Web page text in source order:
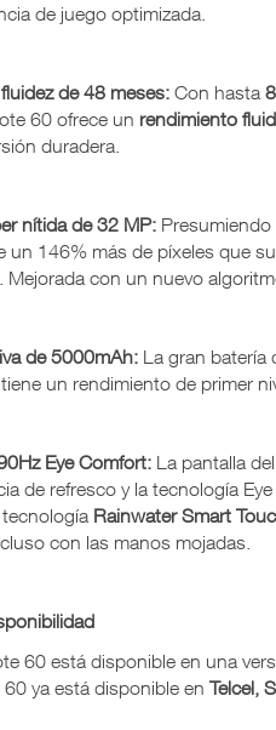
de juego optimizada.
de 48 meses: Con hasta
60 ofrece un rendimiento
duradera.
nítida de 32 MP: Presumiendo
un 146% más de píxeles que
Mejorada con un nuevo
de 5000mAh: La gran batería
un rendimiento de primer
Eye Comfort: La pantalla
de refresco y la tecnología
Rainwater Smart
con las manos mojadas.
60 está disponible en una
60 ya está disponible en Telcel,